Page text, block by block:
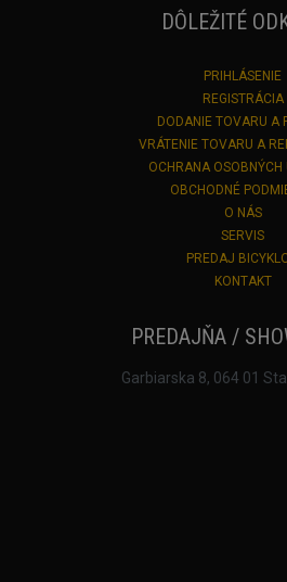
DÔLEŽITÉ
PRIHLÁSENIE
REGISTRÁCIA
DODANIE TOVARU A
VRÁTENIE TOVARU A
OCHRANA
OBCHODNÉ
O NÁS
SERVIS
PREDAJ
KONTAKT
PREDAJŇA /
Garbiarska 8, 064 01